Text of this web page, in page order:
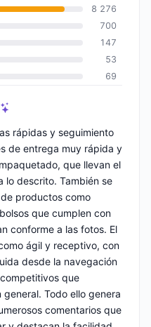
8 276
700
147
53
69
rápidas y seguimiento
de entrega muy rápida y
que llevan el
lo descrito. También se
productos como
que cumplen con
conforme a las fotos. El
ágil y receptivo, con
desde la navegación
que
Todo ello genera
comentarios que